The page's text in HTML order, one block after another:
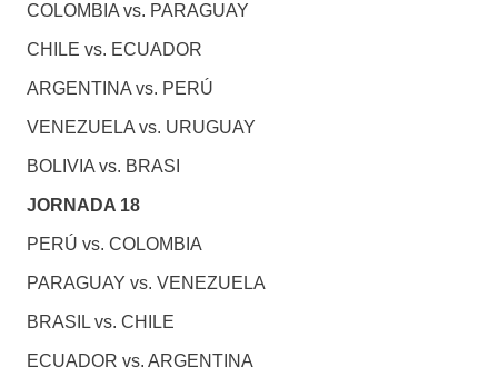
COLOMBIA vs. PARAGUAY
CHILE vs. ECUADOR
ARGENTINA vs. PERÚ
VENEZUELA vs. URUGUAY
BOLIVIA vs. BRASI
JORNADA 18
PERÚ vs. COLOMBIA
PARAGUAY vs. VENEZUELA
BRASIL vs. CHILE
ECUADOR vs. ARGENTINA